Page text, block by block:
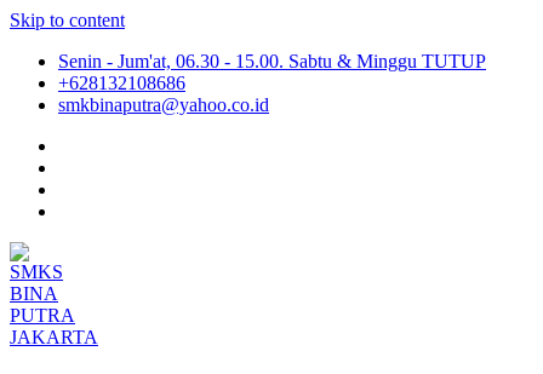
Skip to content
Senin - Jum'at, 06.30 - 15.00. Sabtu & Minggu TUTUP
+628132108686
smkbinaputra@yahoo.co.id